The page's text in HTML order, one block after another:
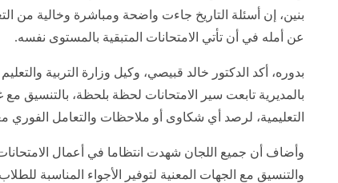
بنين، إن أسئلة التاريخ جاءت واضحة ومباشرة وخالية من
عن أمله في أن تأتي الامتحانات المتبقية بالمستوى نفسه.
بدوره، أكد الدكتور خالد قبيصي، وكيل وزارة التربية
بالمديرية تابعت سير الامتحانات لحظة بلحظة، بالتنسيق مع
التعليمية، لرصد أي شكاوى أو ملاحظات والتعامل الفوري
وأضاف أن جميع اللجان شهدت انتظاما في أعمال الامتحانات،
والتنسيق مع الجهات المعنية لتوفير الأجواء المناسبة